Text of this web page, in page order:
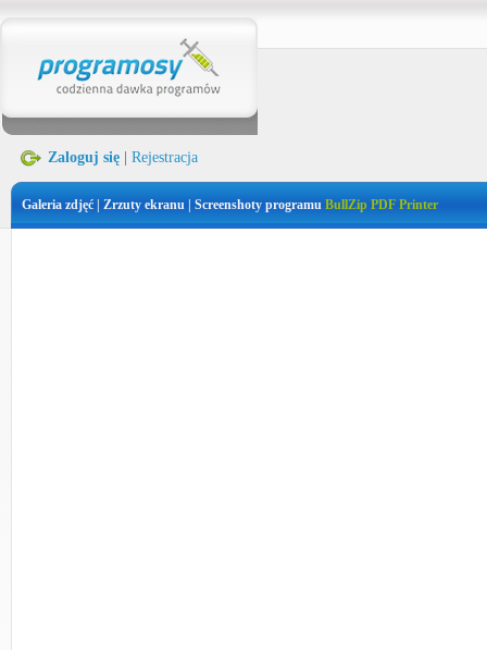
Zaloguj się Rejestracja
Galeria zdjęć | Zrzuty ekranu | Screenshoty programu BullZip PDF Printer